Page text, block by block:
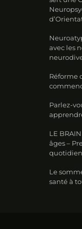
avec les
Réforme
Parlez-
LE
âges –
quotidien
Le
santé à